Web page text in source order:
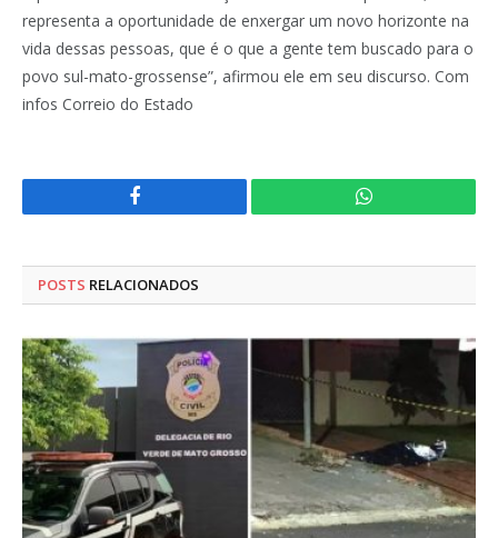
representa a oportunidade de enxergar um novo horizonte na
vida dessas pessoas, que é o que a gente tem buscado para o
povo sul-mato-grossense”, afirmou ele em seu discurso. Com
infos Correio do Estado
Facebook WhatsApp
POSTS RELACIONADOS